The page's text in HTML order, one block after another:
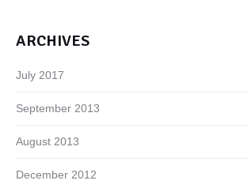
ARCHIVES
July 2017
September 2013
August 2013
December 2012